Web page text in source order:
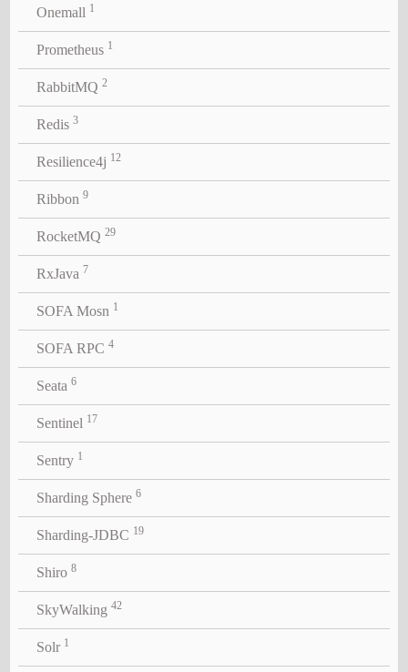
Onemall 1
Prometheus 1
RabbitMQ 2
Redis 3
Resilience4j 12
Ribbon 9
RocketMQ 29
RxJava 7
SOFA Mosn 1
SOFA RPC 4
Seata 6
Sentinel 17
Sentry 1
Sharding Sphere 6
Sharding-JDBC 19
Shiro 8
SkyWalking 42
Solr 1